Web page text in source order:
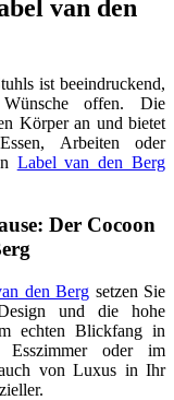
van den
ist beeindruckend,
offen. Die
Körper an und bietet
Arbeiten oder
Label van den Berg
Der Cocoon
den Berg setzen Sie
und die hohe
echten Blickfang in
oder im
von Luxus in Ihr